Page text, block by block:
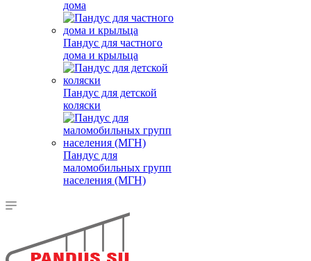
дома
Пандус для частного
дома и крыльца
Пандус для детской
коляски
Пандус для
маломобильных групп
населения (МГН)